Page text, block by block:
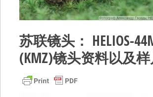
苏联镜头： HELIOS-
(KMZ)镜头资料以及